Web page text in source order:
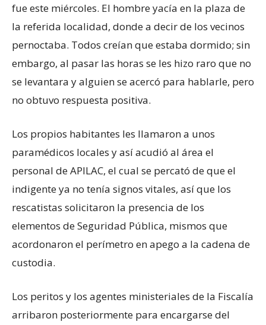
fue este miércoles. El hombre yacía en la plaza de
la referida localidad, donde a decir de los vecinos
pernoctaba. Todos creían que estaba dormido; sin
embargo, al pasar las horas se les hizo raro que no
se levantara y alguien se acercó para hablarle, pero
no obtuvo respuesta positiva.
Los propios habitantes les llamaron a unos
paramédicos locales y así acudió al área el
personal de APILAC, el cual se percató de que el
indigente ya no tenía signos vitales, así que los
rescatistas solicitaron la presencia de los
elementos de Seguridad Pública, mismos que
acordonaron el perímetro en apego a la cadena de
custodia.
Los peritos y los agentes ministeriales de la Fiscalía
arribaron posteriormente para encargarse del